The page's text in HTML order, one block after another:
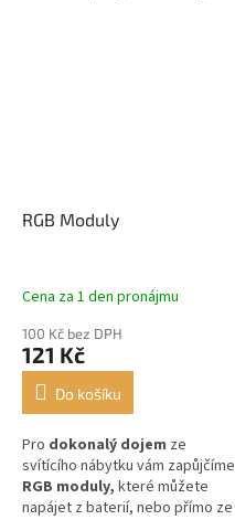
RGB Moduly
Cena za 1 den pronájmu
100 Kč bez DPH
121 Kč
Do košíku
Pro dokonalý dojem ze
svítícího nábytku vám zapůjčíme
RGB moduly, které můžete
napájet z baterií, nebo přímo ze